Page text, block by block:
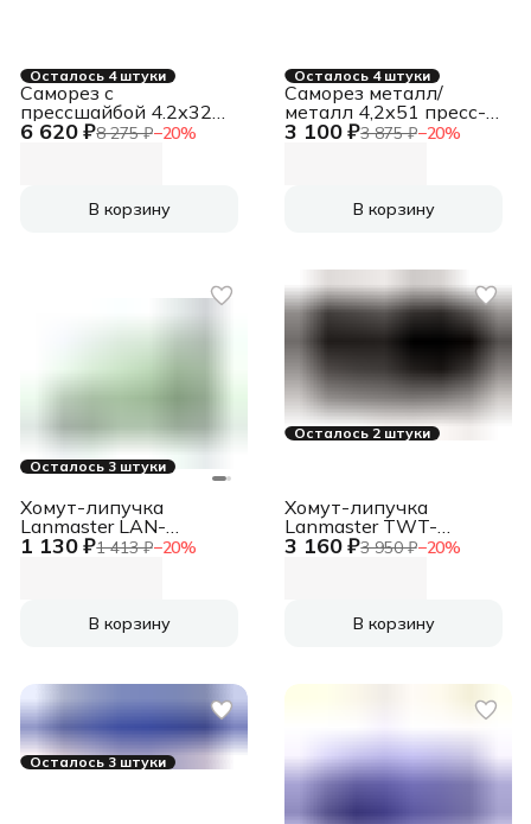
Осталось 4 штуки
6 620 ₽8 275 ₽−20%
Саморез с
прессшайбой 4.2х32
острый покрытие цинк
В корзину
Осталось 4 штуки
3 100 ₽3 875 ₽−20%
Саморез металл/
металл 4,2х51 пресс-
шайба острый
В корзину
Осталось 3 штуки
1 130 ₽1 413 ₽−20%
Хомут-липучка
Lanmaster LAN-
VCM310-GN 310x16мм
В корзину
Осталось 2 штуки
3 160 ₽3 950 ₽−20%
Хомут-липучка
Lanmaster TWT-
VCM30M-BK
черныйВ корзину
Осталось 3 штуки